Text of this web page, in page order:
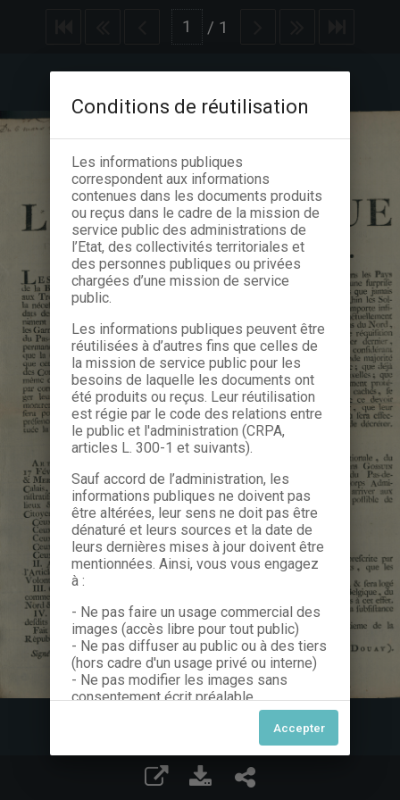
/ 1
Conditions de réutilisation
Les informations publiques
correspondent aux informations
contenues dans les documents produits
ou reçus dans le cadre de la mission de
service public des administrations de
l’Etat, des collectivités territoriales et
des personnes publiques ou privées
chargées d’une mission de service
public.
Les informations publiques peuvent être
réutilisées à d’autres fins que celles de
la mission de service public pour les
besoins de laquelle les documents ont
été produits ou reçus. Leur réutilisation
est régie par le code des relations entre
le public et l'administration (CRPA,
articles L. 300-1 et suivants).
Sauf accord de l’administration, les
informations publiques ne doivent pas
être altérées, leur sens ne doit pas être
dénaturé et leurs sources et la date de
leurs dernières mises à jour doivent être
mentionnées. Ainsi, vous vous engagez
à :
- Ne pas faire un usage commercial des
images (accès libre pour tout public)
- Ne pas diffuser au public ou à des tiers
(hors cadre d'un usage privé ou interne)
- Ne pas modifier les images sans
consentement écrit préalable
Dans le cas contraire, nous vous invitons
à nous contacter afin de solliciter le type
de Licence souhaitée parmi celles
proposées et le cas échéant, acquitter